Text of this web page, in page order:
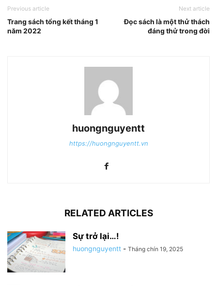
Previous article
Trang sách tổng kết tháng 1
năm 2022
Next article
Đọc sách là một thử thách
đáng thử trong đời
huongnguyentt
https://huongnguyentt.vn
RELATED ARTICLES
Sự trở lại…!
huongnguyentt - Tháng chín 19, 2025